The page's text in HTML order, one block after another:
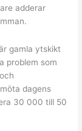
adderar
gamla ytskikt
problem som
dagens
30 000 till 50